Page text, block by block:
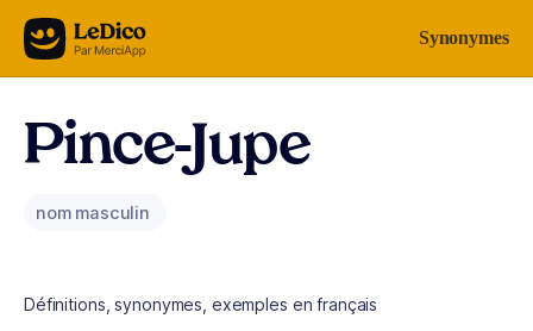
Aller au contenu Synonymes
Pince-Jupe
nom masculin
Définitions, synonymes, exemples en français